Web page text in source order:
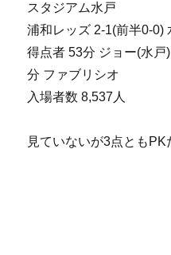
スタジアム水戸
浦和レッズ 2-1(前半0-0)
得点者 53分 ジョー(水
分 ファブリシオ
入場者数 8,537人
見ていないが3点ともPK